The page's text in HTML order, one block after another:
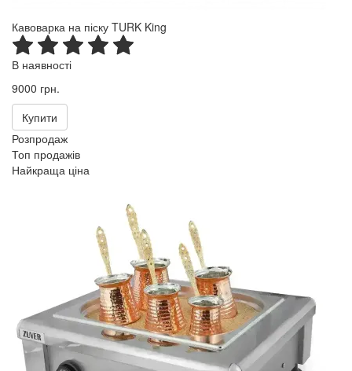
Кавоварка на піску TURK King
В наявності
9000 грн.
Купити
Розпродаж
Топ продажів
Найкраща ціна